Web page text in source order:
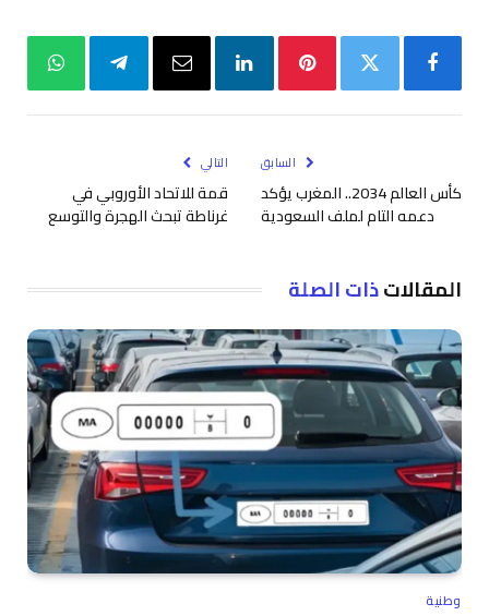
السابق
كأس العالم 2034.. المغرب يؤكد
دعمه التام لملف السعودية
التالي
قمة للاتحاد الأوروبي في
غرناطة تبحث الهجرة والتوسع
المقالاتذات الصلة
وطنية